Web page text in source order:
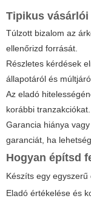
Tipikus
Túlzott bizalom az
ellenőrizd forrását.
Részletes kérdések
állapotáról és
Az eladó
korábbi tranzakciókat.
Garancia hiánya
garanciát, ha
Hogyan építsd
Készíts egy
Eladó értékelése és